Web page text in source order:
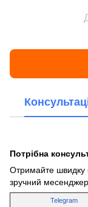
Потрібна
Отримайте швидку
зручний
Telegram